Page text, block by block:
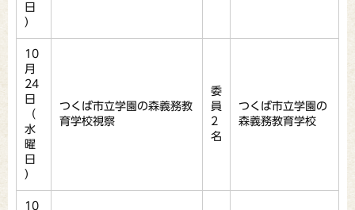
日
）
10
月
24
日
（
水
曜
日
）
つくば市立学園の森義務教
育学校視察
委
員
2
名
つくば市立学園の
森義務教育学校
10